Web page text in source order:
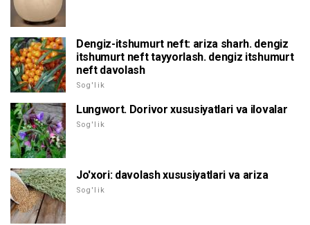
Dengiz-itshumurt neft: ariza sharh. dengiz
itshumurt neft tayyorlash. dengiz itshumurt
neft davolash
Sog'lik
Lungwort. Dorivor xususiyatlari va ilovalar
Sog'lik
Jo'xori: davolash xususiyatlari va ariza
Sog'lik